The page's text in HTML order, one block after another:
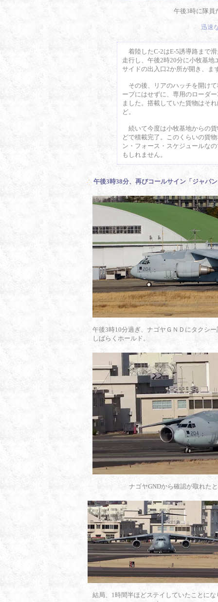
午後3時に隊員
迅速
着陸したC-2はE-5誘導路まで
走行し、午後2時20分に小牧基
サイドの出入口2か所が開き、ま
その後、リアのハッチを開け
ープにはせずに、専用のローダ
ました。搭載していた貨物はそ
ど。
続いて今度は小牧基地からの
どで積載完了。このくらいの貨
ン・フォース・スケジュールな
もしれません。
午後3時38分、再びコールサイン「ジャパ
午後3時10分過ぎ、ナゴヤＧＮＤにタクシ
しばらくホールド。
ナゴヤGNDから確認が取れた
結局、1時間半ほどステイしていたことにな